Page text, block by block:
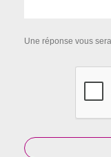
Une réponse vous